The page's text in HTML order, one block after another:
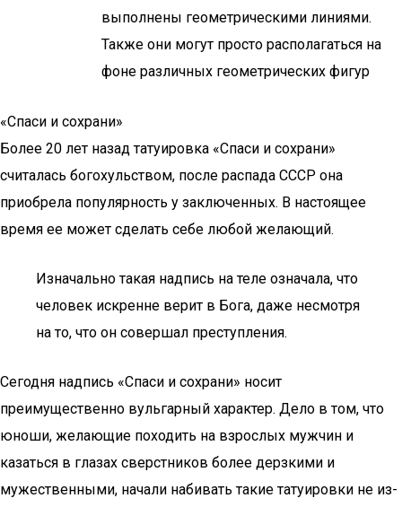
выполнены геометрическими линиями.
Также они могут просто располагаться на
фоне различных геометрических фигур
«Спаси и сохрани»
Более 20 лет назад татуировка «Спаси и сохрани»
считалась богохульством, после распада СССР она
приобрела популярность у заключенных. В настоящее
время ее может сделать себе любой желающий.
Изначально такая надпись на теле означала, что
человек искренне верит в Бога, даже несмотря
на то, что он совершал преступления.
Сегодня надпись «Спаси и сохрани» носит
преимущественно вульгарный характер. Дело в том, что
юноши, желающие походить на взрослых мужчин и
казаться в глазах сверстников более дерзкими и
мужественными, начали набивать такие татуировки не из-